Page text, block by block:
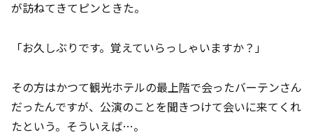
が訪ねてきてピンときた。
「お久しぶりです。覚えていらっしゃいますか？」
その方はかつて観光ホテルの最上階で会ったバーテンさん
だったんですが、公演のことを聞きつけて会いに来てくれ
たという。そういえば…。